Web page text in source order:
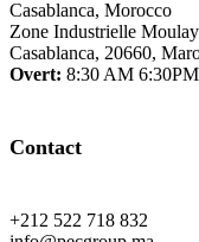
Casablanca, Morocco
Zone Industrielle
Casablanca, 20660,
Overt: 8:30 AM 6:30PM
Contact
+212 522 718 832